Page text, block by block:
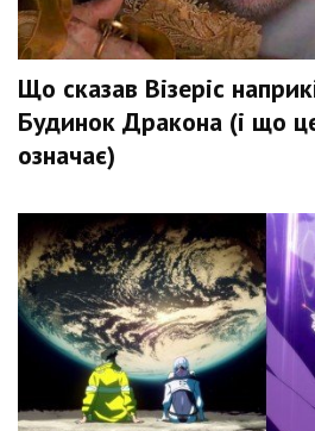
Що сказав Візеріс
Будинок Дракона (і що
означає)